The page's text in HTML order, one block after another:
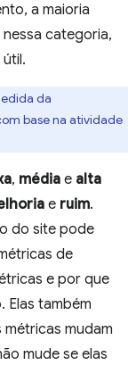
a maioria
categoria,
da
base na atividade
, média e alta
e ruim.
do site pode
de
e por que
Elas também
mudam
mude se elas